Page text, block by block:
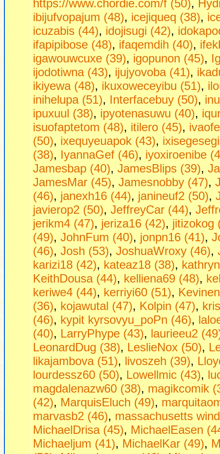
https://www.chordie.com/f (50),
ibijufvopajum (48), icejiqueq (38),
icuzabis (44), idojisugi (42),
ifapipibose (48), ifaqemdih (40),
igawouwcuxe (39), igopunon (45),
ijodotiwna (43), ijujyovoba (41),
ikiyewa (48), ikuxoweceyibu (51),
inihelupa (51), Interfacebuy (50),
ipuxuul (38), ipyotenasuwu (40),
isuofaptetom (48), itilero (45),
(50), ixequyeuapok (43),
(38), IyannaGef (46), iyoxiroenibe
Jamesbap (40), JamesBlips (39),
JamesMar (45), Jamesnobby (47),
(46), janexh16 (44), janineuf2 (50),
javierop2 (50), JeffreyCar (44),
jerikm4 (47), jeriza16 (42), jitizokog
(49), JohnFum (40), jonpn16 (41),
(46), Josh (53), JoshuaWroxy (46),
karizi18 (42), kateaz18 (38),
KeithDousa (44), kelliena69 (48),
keriwe4 (44), kerriyi60 (51),
(36), kojawutal (47), Kolpin (47),
(46), kypit kyrsovyu_poPn (46),
(40), LarryPhype (43), laurieeu2
LeonardDug (38), LeslieNox (50),
likajambova (51), livoszeh (39),
lourdessz60 (50), Lowellmic (43),
magdalenazw60 (38), magikcomik
(42), MarquisEluch (49),
marvasb2 (46), massachusetts
MichaelDrisa (45), MichaelEasen
Michaeljum (41), MichaelKar (49),